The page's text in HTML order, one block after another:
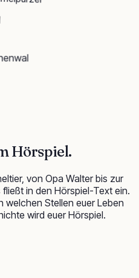
Hörspiel.
von Opa Walter bis zur
in den Hörspiel-Text ein.
welchen Stellen euer Leben
wird euer Hörspiel.